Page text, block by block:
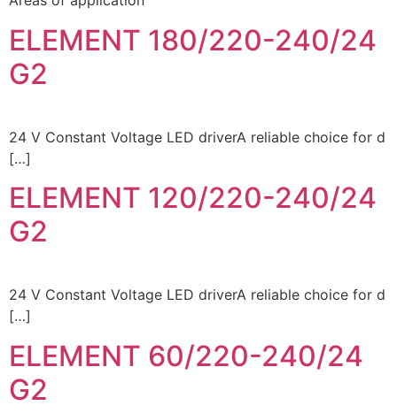
ELEMENT 180/220-240/24
G2
24 V Constant Voltage LED driverA reliable choice for d
[…]
ELEMENT 120/220-240/24
G2
24 V Constant Voltage LED driverA reliable choice for d
[…]
ELEMENT 60/220-240/24
G2